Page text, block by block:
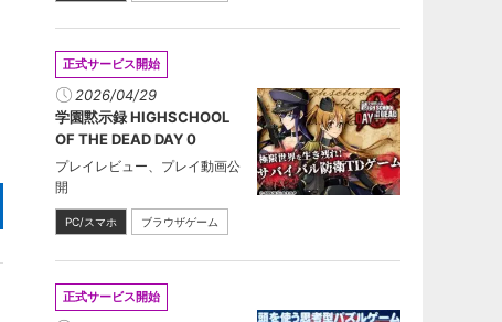
正式サービス開始
2026/04/29
学園黙示録 HIGHSCHOOL
OF THE DEAD DAY 0
プレイレビュー、プレイ動画公
開
PC/スマホ ブラウザゲーム
正式サービス開始